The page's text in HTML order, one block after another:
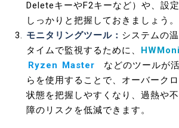
DeleteキーやF2キーなど）や、設
しっかりと把握しておきましょう。
モニタリングツール： システムの
タイムで監視するために、
Ryzen Master
などのツールが
らを使用することで、オーバーク
状態を把握しやすくなり、過熱や
障のリスクを低減できます。